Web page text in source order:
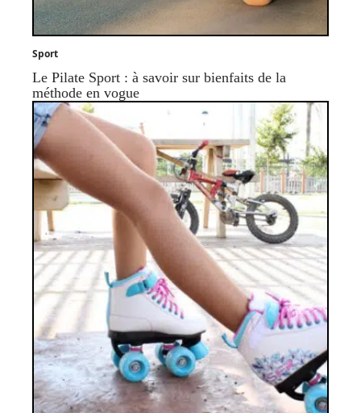
Sport
Le Pilate Sport : à savoir sur bienfaits de la
méthode en vogue